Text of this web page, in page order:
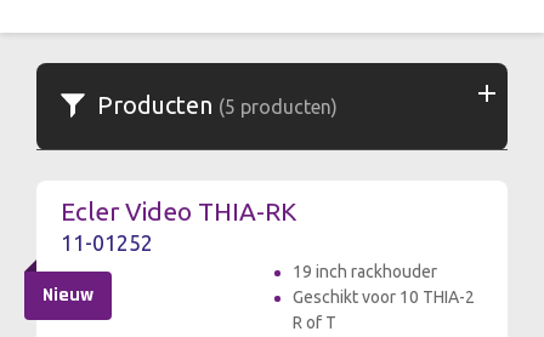
Producten (5 producten)
Nieuw
Ecler Video THIA-RK
11-01252
19 inch rackhouder
Geschikt voor 10 THIA-2
R of T